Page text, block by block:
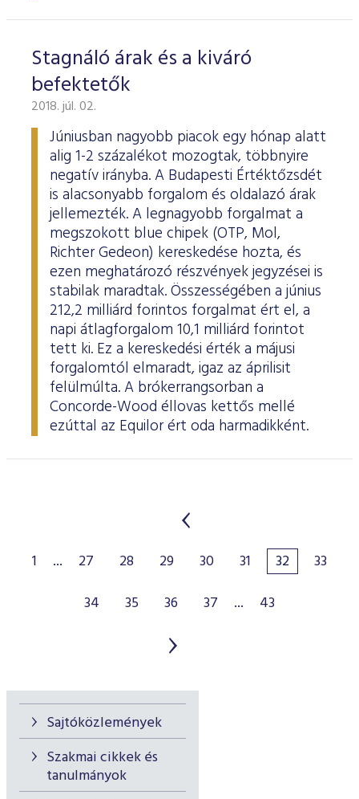
Sajtóközlemények
Szakmai cikkek és
tanulmányok
Stagnáló árak és a kiváró
befektetők
2018. júl. 02.
Júniusban nagyobb piacok egy hónap alatt
alig 1-2 százalékot mozogtak, többnyire
negatív irányba. A Budapesti Értéktőzsdét
is alacsonyabb forgalom és oldalazó árak
jellemezték. A legnagyobb forgalmat a
megszokott blue chipek (OTP, Mol,
Richter Gedeon) kereskedése hozta, és
ezen meghatározó részvények jegyzései is
stabilak maradtak. Összességében a június
212,2 milliárd forintos forgalmat ért el, a
napi átlagforgalom 10,1 milliárd forintot
tett ki. Ez a kereskedési érték a májusi
forgalomtól elmaradt, igaz az áprilisit
felülmúlta. A brókerrangsorban a
Concorde-Wood éllovas kettős mellé
ezúttal az Equilor ért oda harmadikként.
1 ... 27 28 29 30 31 32
33
34
35 36 37 ... 43